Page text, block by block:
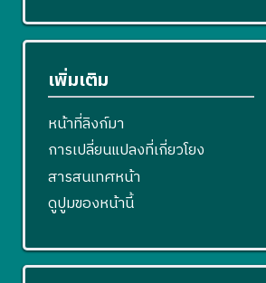
เพิ่มเติม
หน้าที่ลิงก์มา
การเปลี่ยนแปลงที่เกี่ยวโยง
สารสนเทศหน้า
ดูปูมของหน้านี้